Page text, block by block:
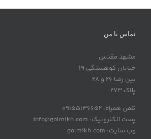
تماس با من
مشهد مقدس
خیابان کوهسنگی 19
بین رضا 26 و 28
پلاک 273
تلفن همراه: 09155136652
پست الکترونیک: info@golmikh.com
وب سایت: golmikh.com